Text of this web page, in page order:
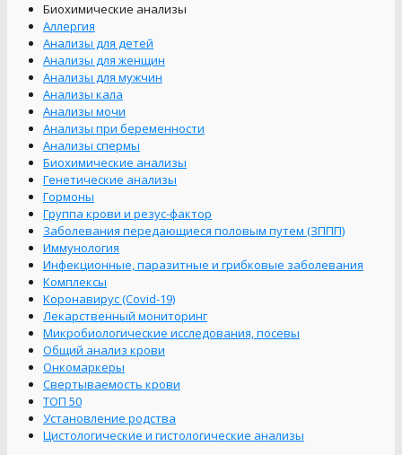
Биохимические анализы
Аллергия
Анализы для детей
Анализы для женщин
Анализы для мужчин
Анализы кала
Анализы мочи
Анализы при беременности
Анализы спермы
Биохимические анализы
Генетические анализы
Гормоны
Группа крови и резус-фактор
Заболевания передающиеся половым путем (ЗППП)
Иммунология
Инфекционные, паразитные и грибковые заболевания
Комплексы
Коронавирус (Covid-19)
Лекарственный мониторинг
Микробиологические исследования, посевы
Общий анализ крови
Онкомаркеры
Свертываемость крови
ТОП 50
Установление родства
Цистологические и гистологические анализы